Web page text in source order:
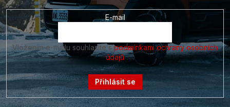
E-mail
Vložením e-mailu souhlasíte spodmínkami ochrany osobních
údajů
Přihlásit se